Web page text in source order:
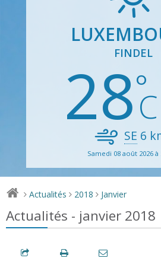
FINDEL
28
SE 6
Samedi 08 août 2026 à
> Actualités > 2018 > Janvier
Actualités - janvier 2018